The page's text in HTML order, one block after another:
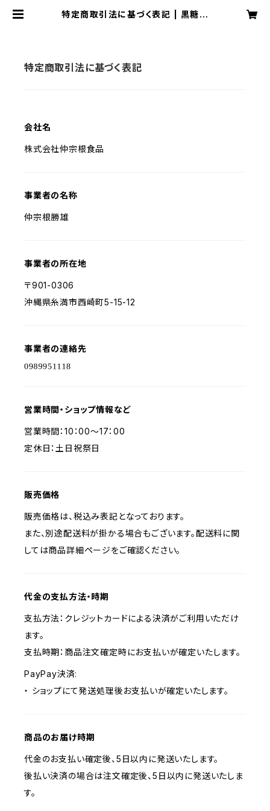
特定商取引法に基づく表記 | 黒糖市
特定商取引法に基づく表記
会社名
株式会社仲宗根食品
事業者の名称
仲宗根勝雄
事業者の所在地
〒901-0306
沖縄県糸満市西崎町5-15-12
事業者の連絡先
営業時間・ショップ情報など
営業時間：10：00～17：00
定休日：土日祝祭日
販売価格
販売価格は、税込み表記となっております。
また、別途配送料が掛かる場合もございます。配送料に関
しては商品詳細ページをご確認ください。
代金の支払方法・時期
支払方法：クレジットカードによる決済がご利用いただけ
ます。
支払時期：商品注文確定時にお支払いが確定いたします。
PayPay決済:
・ ショップにて発送処理後お支払いが確定いたします。
商品のお届け時期
代金のお支払い確定後、5日以内に発送いたします。
後払い決済の場合は注文確定後、5日以内に発送いたしま
す。